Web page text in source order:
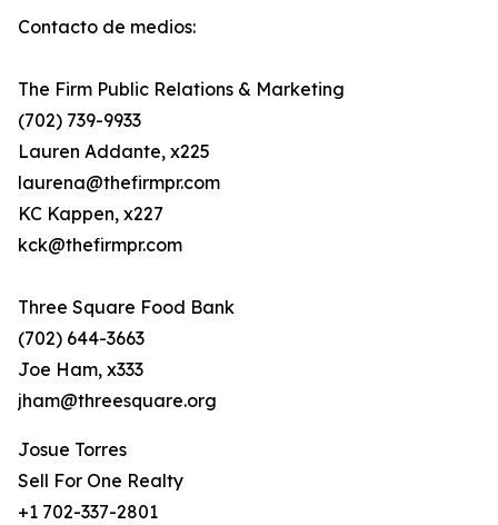
Contacto de medios:
The Firm Public Relations & Marketing
(702) 739-9933
Lauren Addante, x225
laurena@thefirmpr.com
KC Kappen, x227
kck@thefirmpr.com
Three Square Food Bank
(702) 644-3663
Joe Ham, x333
jham@threesquare.org
Josue Torres
Sell For One Realty
+1 702-337-2801